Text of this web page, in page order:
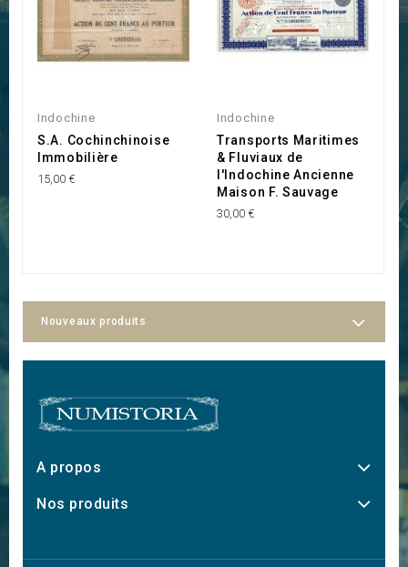
Indochine
S.A. Cochinchinoise
Immobilière
15,00 €
Indochine
Transports Maritimes
& Fluviaux de
l'Indochine Ancienne
Maison F. Sauvage
30,00 €
Nouveaux produits
A propos
Nos produits